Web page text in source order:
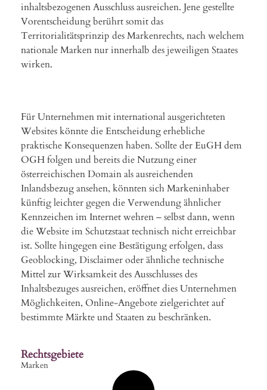
inhaltsbezogenen Ausschluss ausreichen. Jene gestellte
Vorentscheidung berührt somit das
Territorialitätsprinzip des Markenrechts, nach welchem
nationale Marken nur innerhalb des jeweiligen Staates
wirken.
Für Unternehmen mit international ausgerichteten
Websites könnte die Entscheidung erhebliche
praktische Konsequenzen haben. Sollte der EuGH dem
OGH folgen und bereits die Nutzung einer
österreichischen Domain als ausreichenden
Inlandsbezug ansehen, könnten sich Markeninhaber
künftig leichter gegen die Verwendung ähnlicher
Kennzeichen im Internet wehren – selbst dann, wenn
die Website im Schutzstaat technisch nicht erreichbar
ist. Sollte hingegen eine Bestätigung erfolgen, dass
Geoblocking, Disclaimer oder ähnliche technische
Mittel zur Wirksamkeit des Ausschlusses des
Inhaltsbezuges ausreichen, eröffnet dies Unternehmen
Möglichkeiten, Online-Angebote zielgerichtet auf
bestimmte Märkte und Staaten zu beschränken.
Rechtsgebiete
Marken